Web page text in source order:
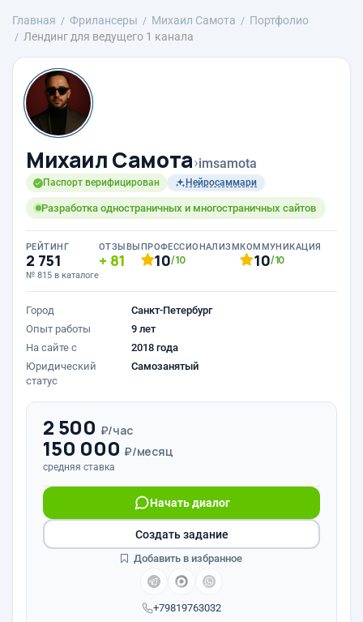
Главная Фрилансеры Михаил Самота
Портфолио
Лендинг для ведущего 1 канала
Михаил Самота›imsamota
Паспорт верифицирован Нейросаммари
Разработка одностраничных и многостраничных сайтов
РЕЙТИНГ
2 751
№ 815 в каталоге
ОТЗЫВЫ
81
ПРОФЕССИОНАЛИЗМ
10/10
КОММУНИКАЦИЯ
10/10
Город
Санкт-Петербург
Опыт работы
9 лет
На сайте с
2018 года
Юридический
статус
Самозанятый
2 500 ₽/час
150 000 ₽/месяц
средняя ставка
+79819763032
Начать диалог
Создать задание
Добавить в избранное